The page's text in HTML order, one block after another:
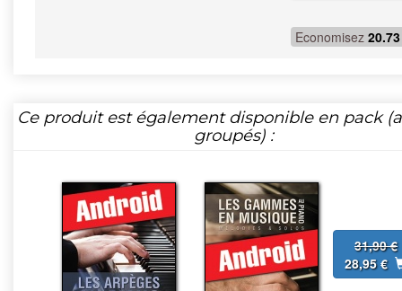
Economisez 20.73
Ce produit est également disponible en pack
groupés) :
31,90 €
28,95 €